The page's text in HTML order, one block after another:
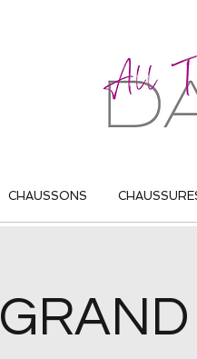
CHAUSSONS